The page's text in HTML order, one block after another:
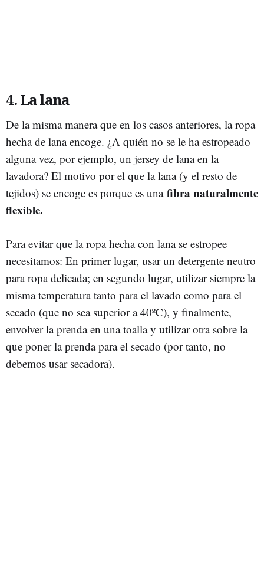
4. La lana
De la misma manera que en los casos anteriores, la ropa
hecha de lana encoge. ¿A quién no se le ha estropeado
alguna vez, por ejemplo, un jersey de lana en la
lavadora? El motivo por el que la lana (y el resto de
tejidos) se encoge es porque es una fibra naturalmente
flexible.
Para evitar que la ropa hecha con lana se estropee
necesitamos: En primer lugar, usar un detergente neutro
para ropa delicada; en segundo lugar, utilizar siempre la
misma temperatura tanto para el lavado como para el
secado (que no sea superior a 40ºC), y finalmente,
envolver la prenda en una toalla y utilizar otra sobre la
que poner la prenda para el secado (por tanto, no
debemos usar secadora).